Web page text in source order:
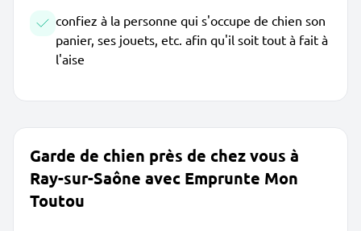
confiez à la personne qui s'occupe de chien son
panier, ses jouets, etc. afin qu'il soit tout à fait à
l'aise
Garde de chien près de chez vous à
Ray-sur-Saône avec Emprunte Mon
Toutou